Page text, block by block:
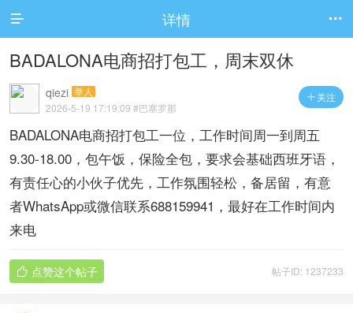
 详情 
BADALONA电商招打包工，周末双休
 关注
qiezi 举人
2026-5-19 17:19:09 #巴塞罗那
BADALONA电商招打包工一位，工作时间周一到周五
9.30-18.00，包午饭，保险全包，要求会基础西班牙语，
有责任心的小伙子优先，工作氛围轻松，备居留，有意
者WhatsApp或微信联系688159941，最好在工作时间内
来电
帖子ID: 1237233
 点赞这个帖子